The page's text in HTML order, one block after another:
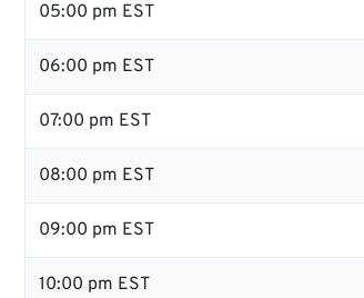
05:00 pm EST
06:00 pm EST
07:00 pm EST
08:00 pm EST
09:00 pm EST
10:00 pm EST